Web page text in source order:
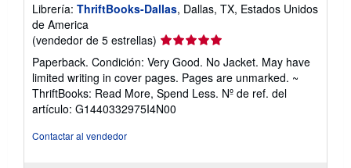
Librería: ThriftBooks-Dallas, Dallas, TX, Estados Unidos
de America
(vendedor de 5 estrellas) Calificación
del
vendedor:
5
de
5
Paperback. Condición: Very Good. No Jacket. May have
limited writing in cover pages. Pages are unmarked. ~
ThriftBooks: Read More, Spend Less. Nº de ref. del
artículo: G1440332975I4N00
Contactar al vendedor